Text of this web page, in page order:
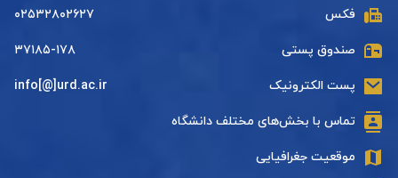
فکس ۰۲۵۳۲۸۰۲۶۲۷
صندوق پستی ۳۷۱۸۵-۱۷۸
پست الکترونیک info[@]urd.ac.ir
تماس با بخش‌های مختلف دانشگاه
موقعیت جغرافیایی